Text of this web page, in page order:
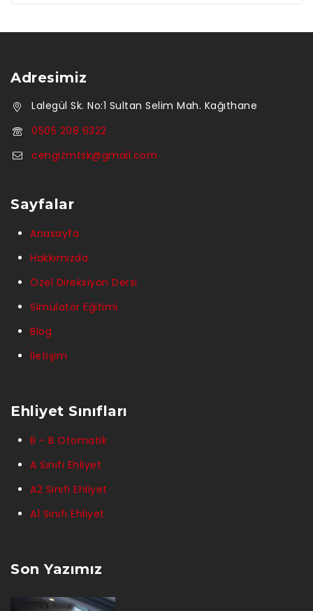
Adresimiz
Lalegül Sk. No:1 Sultan Selim Mah. Kağıthane
0505 208 6322
cengizmtsk@gmail.com
Sayfalar
Anasayfa
Hakkımızda
Özel Direksiyon Dersi
Simülatör Eğitimi
Blog
İletişim
Ehliyet Sınıfları
B - B Otomatik
A Sınıfı Ehliyet
A2 Sınıfı Ehliyet
A1 Sınıfı Ehliyet
Son Yazımız